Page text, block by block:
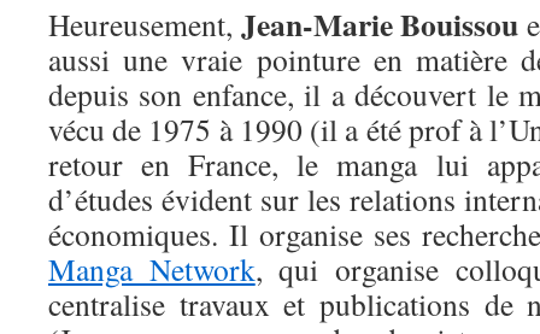
Heureusement, Jean-Marie Bouissou
aussi une vraie pointure en matière
depuis son enfance, il a découvert le
vécu de 1975 à 1990 (il a été prof à
retour en France, le manga lui
d’études évident sur les relations
économiques. Il organise ses
Manga Network, qui organise
centralise travaux et publications de